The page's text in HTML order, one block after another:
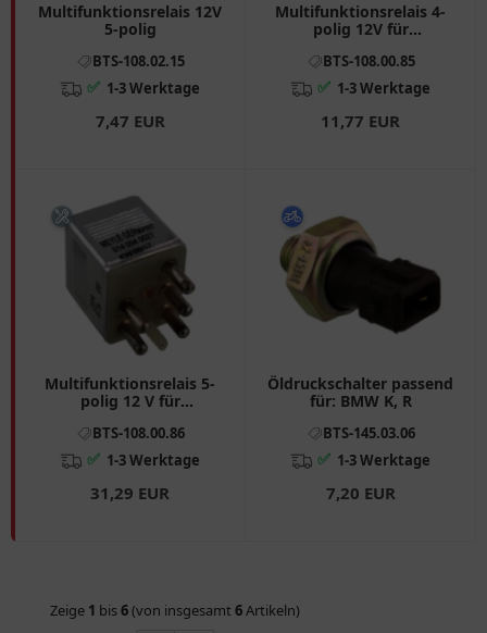
Multifunktionsrelais 12V
5-polig
BTS-108.02.15
✅ 1-3 Werktage
7,47 EUR
Multifunktionsrelais 4-
polig 12V für
BTS-108.00.85
✅ 1-3 Werktage
11,77 EUR
Multifunktionsrelais 5-
polig 12 V für
BTS-108.00.86
✅ 1-3 Werktage
31,29 EUR
Öldruckschalter passend
für: BMW K, R
BTS-145.03.06
✅ 1-3 Werktage
7,20 EUR
Zeige 1 bis6(von insgesamt 6Artikeln)